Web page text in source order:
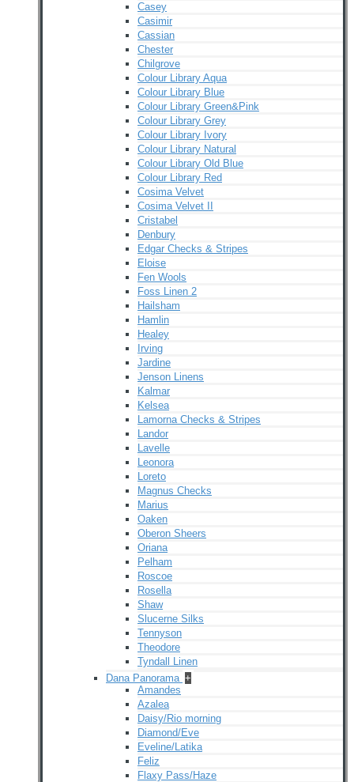
Casey
Casimir
Cassian
Chester
Chilgrove
Colour Library Aqua
Colour Library Blue
Colour Library Green&Pink
Colour Library Grey
Colour Library Ivory
Colour Library Natural
Colour Library Old Blue
Colour Library Red
Cosima Velvet
Cosima Velvet II
Cristabel
Denbury
Edgar Checks & Stripes
Eloise
Fen Wools
Foss Linen 2
Hailsham
Hamlin
Healey
Irving
Jardine
Jenson Linens
Kalmar
Kelsea
Lamorna Checks & Stripes
Landor
Lavelle
Leonora
Loreto
Magnus Checks
Marius
Oaken
Oberon Sheers
Oriana
Pelham
Roscoe
Rosella
Shaw
Slucerne Silks
Tennyson
Theodore
Tyndall Linen
Dana Panorama +
Amandes
Azalea
Daisy/Rio morning
Diamond/Eve
Eveline/Latika
Feliz
Flaxy Pass/Haze